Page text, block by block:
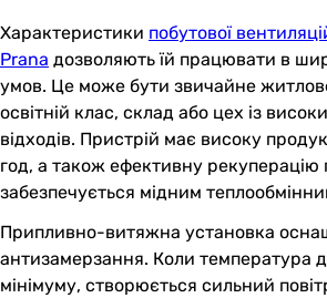
Характеристики побутової
Prana дозволяють їй працювати в
умов. Це може бути звичайне
освітній клас, склад або цех із
відходів. Пристрій має високу
год, а також ефективну рекуперацію
забезпечується мідним
Припливно-витяжна установка
антизамерзання. Коли температура
мінімуму, створюється сильний